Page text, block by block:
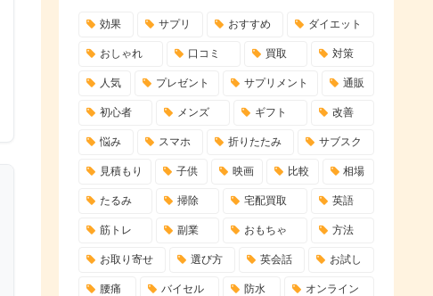
効果 サプリ おすすめ ダイエット
おしゃれ 口コミ 買取 対策
人気 プレゼント サプリメント 通販
初心者 メンズ ギフト 改善
悩み スマホ 折りたたみ サブスク
見積もり 子供 映画 比較 相場
たるみ 掃除 宅配買取 英語
筋トレ 副業 おもちゃ 方法
お取り寄せ 選び方 英会話 お試し
腰痛 バイセル 防水 オンライン